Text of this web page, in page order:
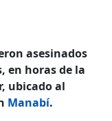
asesinados
en horas de la
ubicado al
Manabí.